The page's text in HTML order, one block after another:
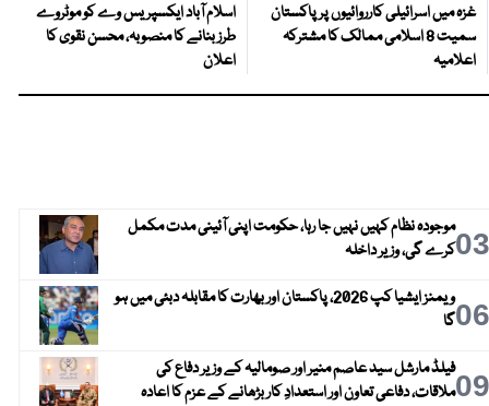
غزہ میں اسرائیلی کارروائیوں پر پاکستان
سمیت 8 اسلامی ممالک کا مشترکہ
اعلامیہ
اسلام آباد ایکسپریس وے کو موٹروے
طرز بنانے کا منصوبہ، محسن نقوی کا
اعلان
03موجودہ نظام کہیں نہیں جا رہا، حکومت اپنی آئینی مدت مکمل
کرے گی، وزیر داخلہ
06
ویمنز ایشیا کپ 2026، پاکستان اور بھارت کا مقابلہ دبئی میں ہو
گا
09فیلڈ مارشل سید عاصم منیر اور صومالیہ کے وزیر دفاع کی
ملاقات، دفاعی تعاون اور استعدادِ کار بڑھانے کے عزم کا اعادہ